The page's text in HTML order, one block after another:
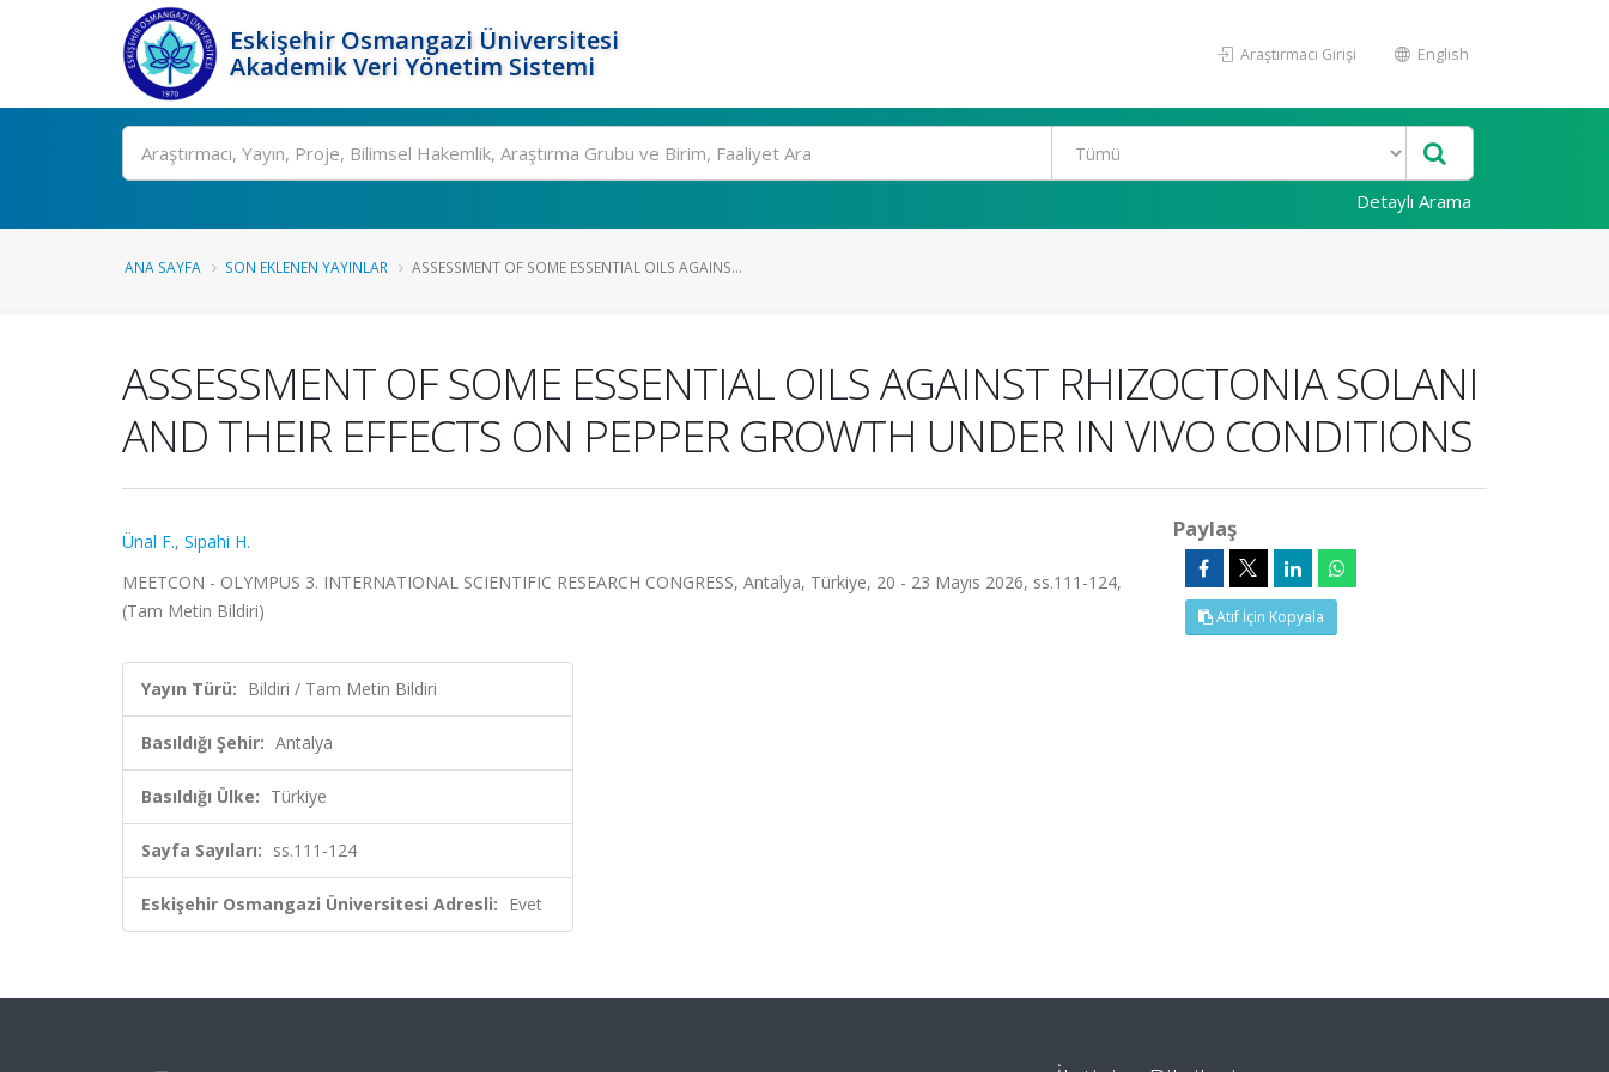
Eskişehir Osmangazi Üniversitesi
Akademik Veri Yönetim Sistemi
Araştırmacı Girişi English
Ara
Detaylı Arama
ANA SAYFA SON EKLENEN YAYINLAR ASSESSMENT OF SOME ESSENTIAL OILS AGAINS...
ASSESSMENT OF SOME ESSENTIAL OILS AGAINST RHIZOCTONIA SOLANI
AND THEIR EFFECTS ON PEPPER GROWTH UNDER IN VIVO CONDITIONS
Ünal F., Sipahi H.
MEETCON - OLYMPUS 3. INTERNATIONAL SCIENTIFIC RESEARCH CONGRESS, Antalya, Türkiye, 20 - 23 Mayıs 2026, ss.111-124,
(Tam Metin Bildiri)
Yayın Türü: Bildiri / Tam Metin Bildiri
Basıldığı Şehir: Antalya
Basıldığı Ülke: Türkiye
Sayfa Sayıları: ss.111-124
Eskişehir Osmangazi Üniversitesi Adresli: Evet
Paylaş
Atıf İçin Kopyala